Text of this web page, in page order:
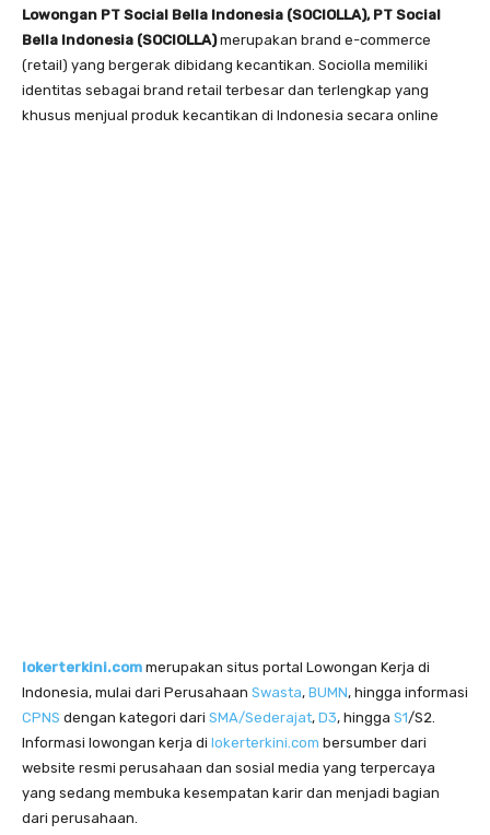
Lowongan PT Social Bella Indonesia (SOCIOLLA), PT Social
Bella Indonesia (SOCIOLLA)merupakan brand e-commerce
(retail) yang bergerak dibidang kecantikan. Sociolla memiliki
identitas sebagai brand retail terbesar dan terlengkap yang
khusus menjual produk kecantikan di Indonesia secara online
lokerterkini.com merupakan situs portal Lowongan Kerja di
Indonesia, mulai dari Perusahaan Swasta, BUMN, hingga informasi
CPNS dengan kategori dari SMA/Sederajat, D3, hingga S1/S2.
Informasi lowongan kerja di lokerterkini.com bersumber dari
website resmi perusahaan dan sosial media yang terpercaya
yang sedang membuka kesempatan karir dan menjadi bagian
dari perusahaan.